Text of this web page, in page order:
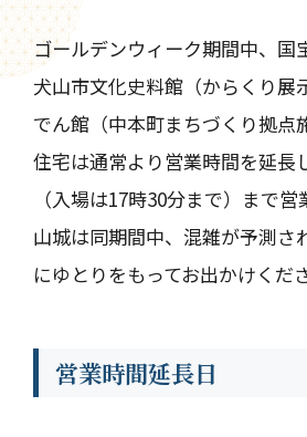
ゴールデンウィーク期間中、国
犬山市文化史料館（からくり展
でん館（中本町まちづくり拠点
住宅は通常より営業時間を延長
（入場は17時30分まで）まで
山城は同期間中、混雑が予測さ
にゆとりをもってお出かけくだ
営業時間延長日